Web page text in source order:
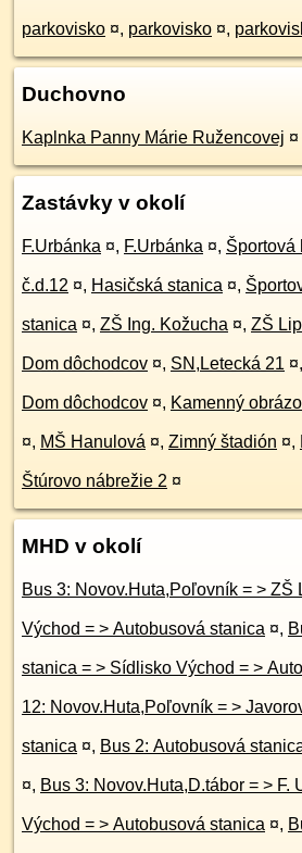
parkovisko ¤, parkovisko ¤,
Duchovno
Kaplnka Panny Márie Ružencovej ¤
Zastávky v okolí
F.Urbánka ¤, F.Urbánka ¤, Športová
č.d.12 ¤, Hasičská stanica ¤,
stanica ¤, ZŠ Ing. Kožucha ¤, ZŠ
Dom dôchodcov ¤, SN,Letecká 21 ¤,
Dom dôchodcov ¤, Kamenný
¤, MŠ Hanulová ¤, Zimný štadión ¤,
Štúrovo nábrežie 2 ¤
MHD v okolí
Bus 3: Novov.Huta,Poľovník = > ZŠ Lipová = > Sídlisko
Východ = > Autobusová stanica ¤,
stanica =
12: Novov.Huta,Poľovník = > Javorová ul. = > Autobusová
stanica ¤,
¤, Bus 3: Novov.Huta,D.tábor = > F. Urbánka = > Sídlisko
Východ = > Autobusová stanica ¤,